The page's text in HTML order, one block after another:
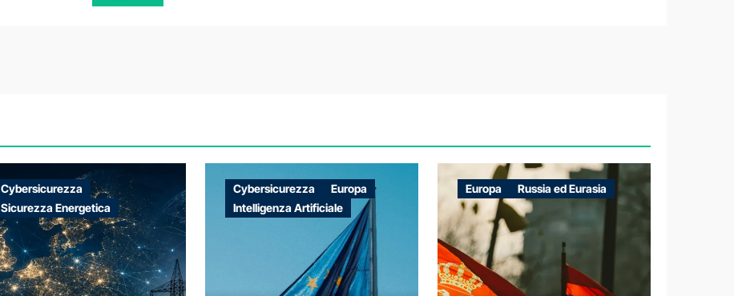
Cybersicurezza
Sicurezza Energetica
Cybersicurezza
Europa
Intelligenza Artificiale
Europa Russia ed Eurasia